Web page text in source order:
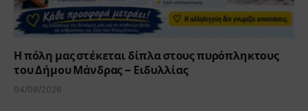
Η πόλη μας στέκεται δίπλα στους πυρόπληκτους
του Δήμου Μάνδρας – Ειδυλλίας
04/08/2026